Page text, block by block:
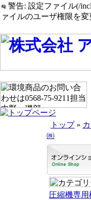
警告: 設定ファイル(/
ァイルのユーザ権限を変
トップ»
㈱
圧縮機専用